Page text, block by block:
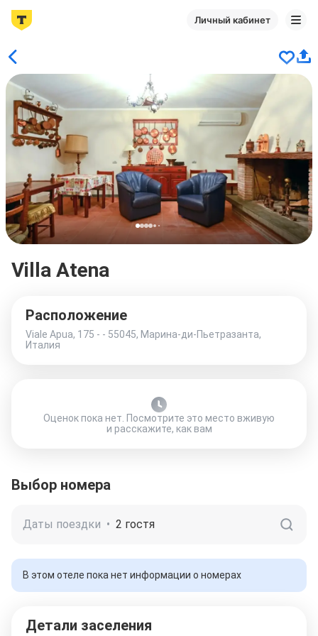
Личный кабинет
Villa Atena
Расположение
Viale Apua, 175 - - 55045, Марина-ди-Пьетразанта,
Италия
Оценок пока нет. Посмотрите это место вживую
и расскажите, как вам
Выбор номера
Даты поездки • 2 гостя
В этом отеле пока нет информации о номерах
Детали заселения